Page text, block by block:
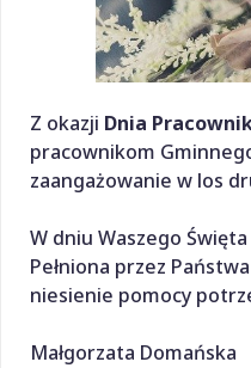
Z okazji Dnia
pracownikom
zaangażowanie w los
W dniu Waszego
Pełniona przez
niesienie pomocy
Małgorzata Domańska